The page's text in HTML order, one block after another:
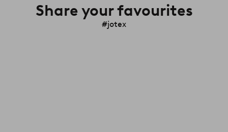
Share your favourites
#jotex